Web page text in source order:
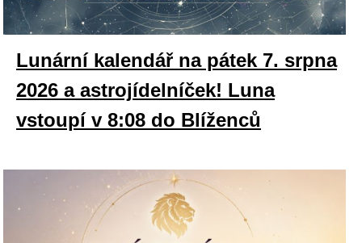
Lunární kalendář na pátek 7. srpna
2026 a astrojídelníček! Luna
vstoupí v 8:08 do Blíženců